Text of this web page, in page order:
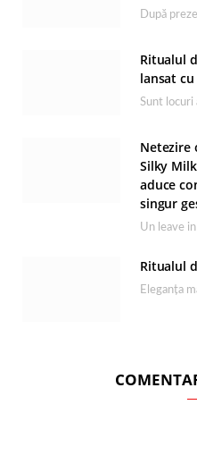
Ritualul
lansat
Netezire
Silky
aduce
singur
Ritualul